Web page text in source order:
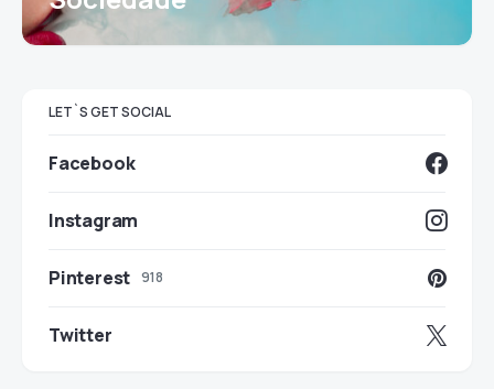
LET`S GET SOCIAL
Facebook
Instagram
Pinterest 918
Twitter